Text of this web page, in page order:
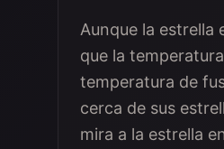
Aunque la estrella
que la
temperatura de
cerca de sus
mira a la estrella